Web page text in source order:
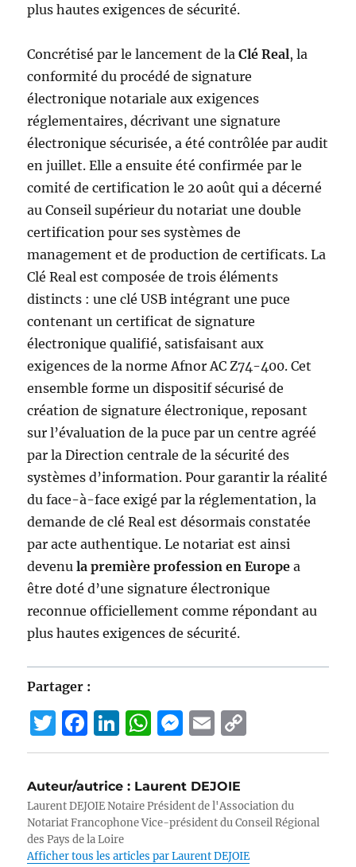
plus hautes exigences de sécurité.
Concrétisé par le lancement de laClé Real, la
conformité du procédé de signature
électronique notariale aux exigences
réglementaires, décrivant une signature
électronique sécurisée, a été contrôlée par audit
en juillet. Elle a ensuite été confirmée par le
comité de certification le 20 août qui a décerné
au Conseil supérieur du notariat une double
certification pour ses systèmes de
management et de production de certificats. La
Clé Real est composée de trois éléments
distincts : une clé USB intégrant une puce
contenant un certificat de signature
électronique qualifié, satisfaisant aux
exigences de la norme Afnor AC Z74-400. Cet
ensemble forme un dispositif sécurisé de
création de signature électronique, reposant
sur l’évaluation de la puce par un centre agréé
par la Direction centrale de la sécurité des
systèmes d’information. Pour garantir la réalité
du face-à-face exigé par la réglementation, la
demande de clé Real est désormais constatée
par acte authentique. Le notariat est ainsi
devenula première profession en Europe a
être doté d’une signature électronique
reconnue officiellement comme répondant au
plus hautes exigences de sécurité.
Partager :
T
w
it
te
r
F
a
c
e
b
o
Li
n
e
d
I
W
h
s
A
p
M
e
ss
e
n
g
E
m
ai
l
o
y
Li
n
Auteur/autrice : Laurent DEJOIE
Laurent DEJOIE Notaire Président de l'Association du
Notariat Francophone Vice-président du Conseil Régional
des Pays de la Loire
Afficher tous les articles par Laurent DEJOIE